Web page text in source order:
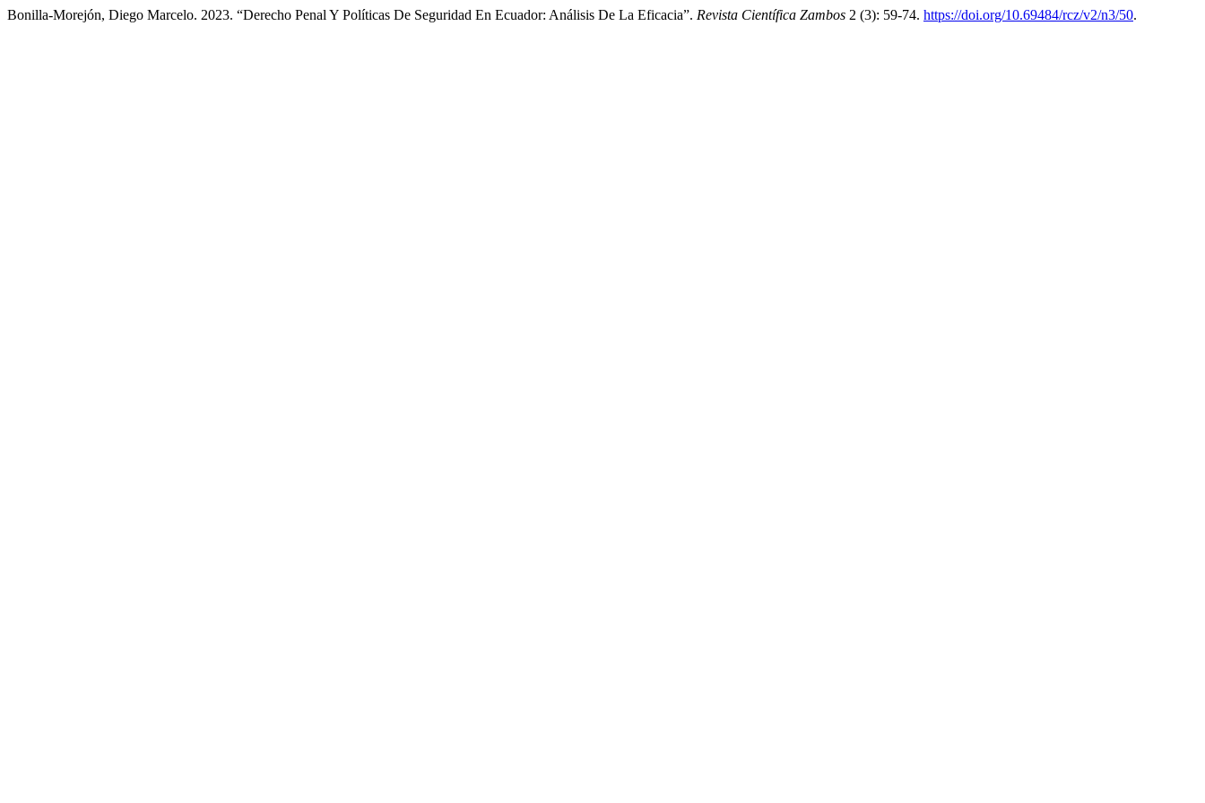
Bonilla-Morejón, Diego Marcelo. 2023. “Derecho Penal Y Políticas De Seguridad En Ecuador: Análisis De La Eficacia”. Revista Científica Zambos 2 (3): 59-74. https://doi.org/10.69484/rcz/v2/n3/50.